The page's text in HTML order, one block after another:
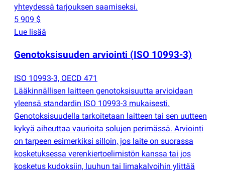
yhteydessä tarjouksen saamiseksi.
5 909 $
Lue lisää
Genotoksisuuden arviointi (ISO 10993-3)
ISO 10993-3, OECD 471
Lääkinnällisen laitteen genotoksisuutta arvioidaan
yleensä standardin ISO 10993-3 mukaisesti.
Genotoksisuudella tarkoitetaan laitteen tai sen uutteen
kykyä aiheuttaa vaurioita solujen perimässä. Arviointi
on tarpeen esimerkiksi silloin, jos laite on suorassa
kosketuksessa verenkiertoelimistön kanssa tai jos
kosketus kudoksiin, luuhun tai limakalvoihin ylittää